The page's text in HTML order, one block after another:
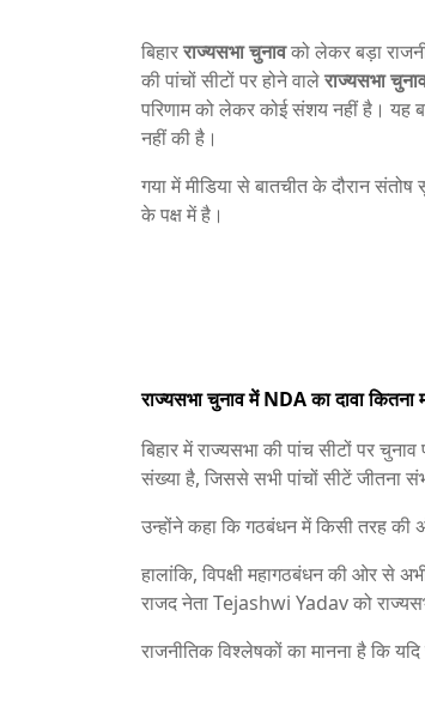
बिहारराज्यसभा चुनावको लेकर बड़ा
की पांचों सीटों पर होने वालेराज्यसभा
परिणाम को लेकर कोई संशय नहीं है। यह
नहीं की है।
गया में मीडिया से बातचीत के दौरान
के पक्ष में है।
राज्यसभा चुनाव में NDA का दावा
बिहार में राज्यसभा की पांच सीटों पर
संख्या है, जिससे सभी पांचों सीटें जीतना
उन्होंने कहा कि गठबंधन में किसी तरह
हालांकि, विपक्षी महागठबंधन की ओर से
राजद नेताTejashwi Yadavको
राजनीतिक विश्लेषकों का मानना है कि